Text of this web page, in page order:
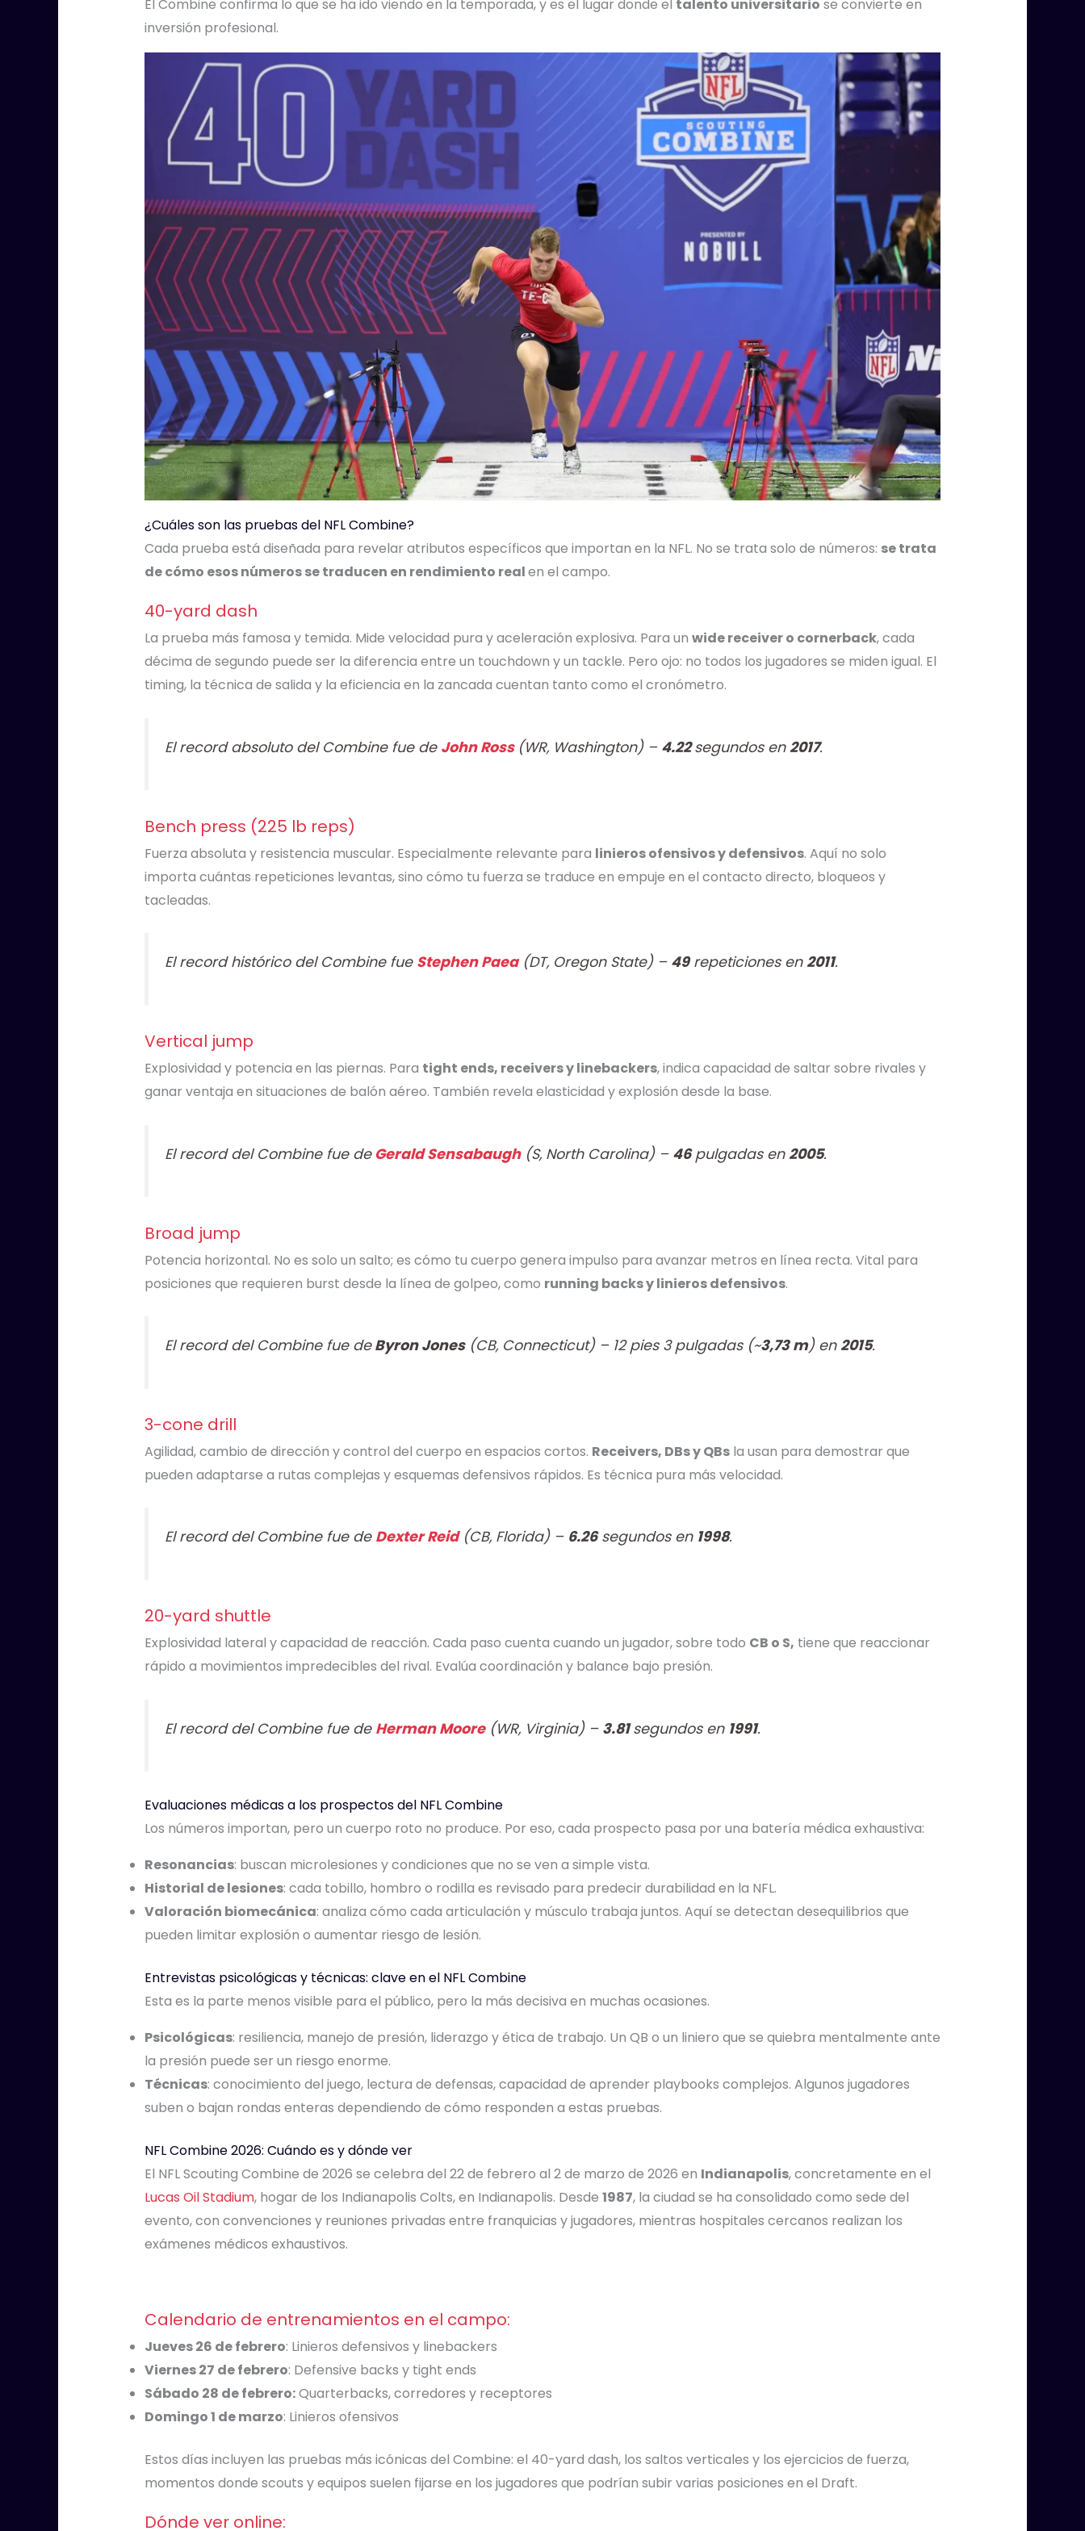
El Combine confirma lo que se ha ido viendo en la temporada, y es el lugar donde el talento universitario se convierte en
inversión profesional.
¿Cuáles son las pruebas del NFL Combine?
Cada prueba está diseñada para revelar atributos específicos que importan en la NFL. No se trata solo de números: se trata
de cómo esos números se traducen en rendimiento realen el campo.
40-yard dash
La prueba más famosa y temida. Mide velocidad pura y aceleración explosiva. Para un wide receiver o cornerback, cada
décima de segundo puede ser la diferencia entre un touchdown y un tackle. Pero ojo: no todos los jugadores se miden igual. El
timing, la técnica de salida y la eficiencia en la zancada cuentan tanto como el cronómetro.
El record absoluto del Combine fue de John Ross (WR, Washington) – 4.22segundos en2017.
Bench press (225 lb reps)
Fuerza absoluta y resistencia muscular. Especialmente relevante para linieros ofensivos y defensivos. Aquí no solo
importa cuántas repeticiones levantas, sino cómo tu fuerza se traduce en empuje en el contacto directo, bloqueos y
tacleadas.
El record histórico del Combine fue Stephen Paea(DT, Oregon State) – 49repeticiones en2011.
Vertical jump
Explosividad y potencia en las piernas. Para tight ends, receivers y linebackers, indica capacidad de saltar sobre rivales y
ganar ventaja en situaciones de balón aéreo. También revela elasticidad y explosión desde la base.
El record del Combine fue de Gerald Sensabaugh(S, North Carolina) – 46pulgadas en2005.
Broad jump
Potencia horizontal. No es solo un salto; es cómo tu cuerpo genera impulso para avanzar metros en línea recta. Vital para
posiciones que requieren burst desde la línea de golpeo, como running backs y linieros defensivos.
El record del Combine fue deByron Jones(CB, Connecticut) – 12 pies 3 pulgadas (~3,73 m) en2015.
3-cone drill
Agilidad, cambio de dirección y control del cuerpo en espacios cortos. Receivers, DBs y QBsla usan para demostrar que
pueden adaptarse a rutas complejas y esquemas defensivos rápidos. Es técnica pura más velocidad.
El record del Combine fue de Dexter Reid(CB, Florida) – 6.26segundos en 1998.
20-yard shuttle
Explosividad lateral y capacidad de reacción. Cada paso cuenta cuando un jugador, sobre todo CB o S, tiene que reaccionar
rápido a movimientos impredecibles del rival. Evalúa coordinación y balance bajo presión.
El record del Combine fue de Herman Moore(WR, Virginia) – 3.81segundos en 1991.
Evaluaciones médicas a los prospectos del NFL Combine
Los números importan, pero un cuerpo roto no produce. Por eso, cada prospecto pasa por una batería médica exhaustiva:
Resonancias: buscan microlesiones y condiciones que no se ven a simple vista.
Historial de lesiones: cada tobillo, hombro o rodilla es revisado para predecir durabilidad en la NFL.
Valoración biomecánica: analiza cómo cada articulación y músculo trabaja juntos. Aquí se detectan desequilibrios que
pueden limitar explosión o aumentar riesgo de lesión.
Entrevistas psicológicas y técnicas: clave en el NFL Combine
Esta es la parte menos visible para el público, pero la más decisiva en muchas ocasiones.
Psicológicas: resiliencia, manejo de presión, liderazgo y ética de trabajo. Un QB o un liniero que se quiebra mentalmente ante
la presión puede ser un riesgo enorme.
Técnicas: conocimiento del juego, lectura de defensas, capacidad de aprender playbooks complejos. Algunos jugadores
suben o bajan rondas enteras dependiendo de cómo responden a estas pruebas.
NFL Combine 2026: Cuándo es y dónde ver
El NFL Scouting Combine de 2026 se celebra del 22 de febrero al 2 de marzo de 2026 en Indianapolis, concretamente en el
Lucas Oil Stadium, hogar de los Indianapolis Colts, en Indianapolis. Desde 1987, la ciudad se ha consolidado como sede del
evento, con convenciones y reuniones privadas entre franquicias y jugadores, mientras hospitales cercanos realizan los
exámenes médicos exhaustivos.
Calendario de entrenamientos en el campo:
Jueves 26 de febrero: Linieros defensivos y linebackers
Viernes 27 de febrero: Defensive backs y tight ends
Sábado 28 de febrero:Quarterbacks, corredores y receptores
Domingo 1 de marzo: Linieros ofensivos
Estos días incluyen las pruebas más icónicas del Combine: el 40-yard dash, los saltos verticales y los ejercicios de fuerza,
momentos donde scouts y equipos suelen fijarse en los jugadores que podrían subir varias posiciones en el Draft.
Dónde ver online: